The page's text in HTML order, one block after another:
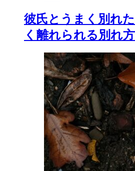
彼氏とうまく別れ
く離れられる別れ